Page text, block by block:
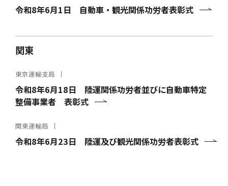
令和8年6月1日 自動車・観光関係功労者表彰式
関東
東京運輸支局
令和8年6月18日 陸運関係功労者並びに自動車特定
整備事業者 表彰式
関東運輸局
令和8年6月23日 陸運及び観光関係功労者表彰式